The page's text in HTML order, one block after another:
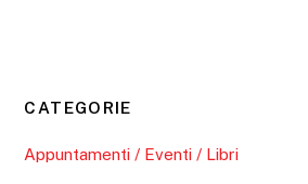
CATEGORIE
Appuntamenti / Eventi / Libri